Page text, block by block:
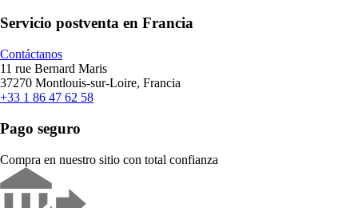
Servicio postventa en Francia
Contáctanos
11 rue Bernard Maris
37270 Montlouis-sur-Loire, Francia
+33 1 86 47 62 58
Pago seguro
Compra en nuestro sitio con total confianza